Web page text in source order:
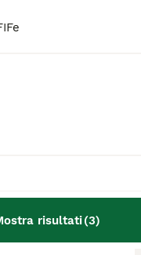
risultati(3)